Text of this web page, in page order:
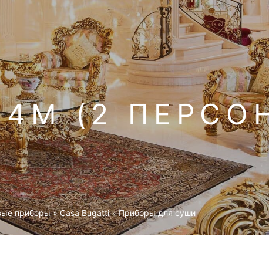
(2
приборы »Casa Bugatti »Приборы для суши